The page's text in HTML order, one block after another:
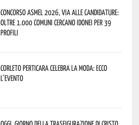
Concorso Asmel 2026, via alle candidature:
oltre 1.000 Comuni cercano idonei per 39
profili
Corleto Perticara celebra la moda: ecco
l’evento